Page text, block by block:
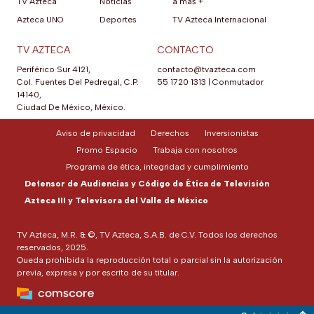
Azteca UNO
Deportes
TV Azteca Internacional
TV AZTECA
Periférico Sur 4121,
Col. Fuentes Del Pedregal, C.P.
14140,
Ciudad De México, México.
CONTACTO
contacto@tvazteca.com
55 1720 1313
Conmutador
TV Azteca, M.R. & ©, TV Azteca, S.A.B. de C.V. Todos los derechos
reservados, 2025.
Queda prohibida la reproducción total o parcial sin la autorización
previa, expresa y por escrito de su titular.
Aviso de privacidad Derechos
Inversionistas
Promo Espacio
Trabaja con nosotros
Programa de ética, integridad y cumplimiento
Defensor de Audiencias y Código de Ética de Televisión
Azteca III y Televisora del Valle de México